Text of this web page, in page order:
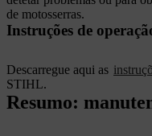
de motosserras.
Instruções de
Descarregue aqui as
STIHL.
Resumo: